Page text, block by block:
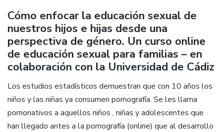
Cómo enfocar la educación sexual de
nuestros hijos e hijas desde una
perspectiva de género. Un curso online
de educación sexual para familias – en
colaboración con la Universidad de Cádiz
Los estudios estadísticos demuestran que con 10 años los
niños y las niñas ya consumen pornografía. Se les llama
pornonativos a aquellos niños , niñas y adolescentes que
han llegado antes a la pornografía (online) que al desarrollo